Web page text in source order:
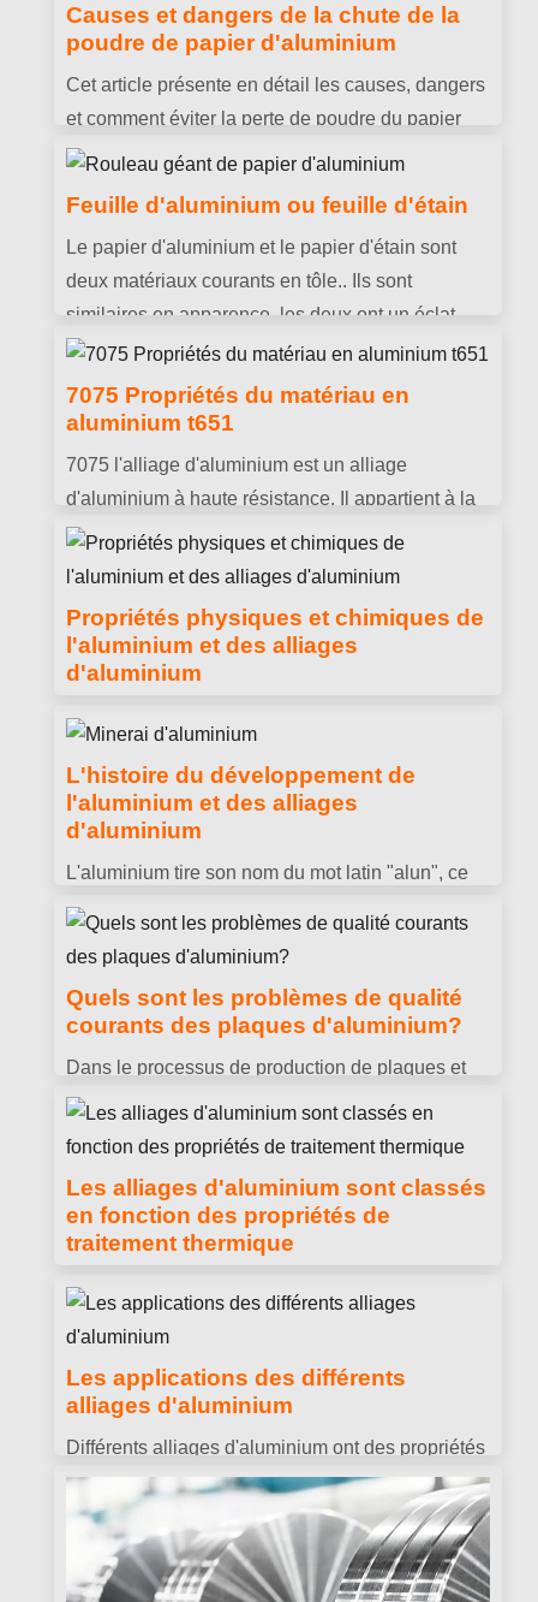
Causes et dangers de la chute de la
poudre de papier d'aluminium
Cet article présente en détail les causes, dangers
et comment éviter la perte de poudre du papier
d’aluminium.
Feuille d'aluminium ou feuille d'étain
Le papier d'aluminium et le papier d'étain sont
deux matériaux courants en tôle.. Ils sont
similaires en apparence, les deux ont un éclat
métallique blanc argenté, et sont souvent utilisés
dans la vie quotidienne pour emballer des
aliments, effectuer des cuissons, des grillades et
7075 Propriétés du matériau en
aluminium t651
7075 l'alliage d'aluminium est un alliage
d'aluminium à haute résistance. Il appartient à la
série d'alliages Al-Zn-Mg-Cu et est un produit
représentatif de la 7000 alliage d'aluminium de
Propriétés physiques et chimiques de
l'aluminium et des alliages
d'aluminium
Bien que l'aluminium et les alliages d'aluminium
élément synthétique, ils présentent de grandes
différences dans certaines propriétés physiques
L'histoire du développement de
l'aluminium et des alliages
d'aluminium
L'aluminium tire son nom du mot latin "alun", ce
qui signifie "terre amère" ou "alun". Le nom a été
proposé pour la première fois par le chimiste
suédois Jons Jakob Berzelius vers 1825 décrire
les propriétés de cet oxyde métallique.
Quels sont les problèmes de qualité
courants des plaques d'aluminium?
Dans le processus de production de plaques et
bandes d'aluminium, il est très facile d'avoir des
problèmes de qualité des produits dus à un
équipement ou personnel.
Les alliages d'aluminium sont classés
en fonction des propriétés de
traitement thermique
Différentes séries d'alliages d'aluminium ont des
propriétés différentes. Selon les propriétés du
d'aluminium peuvent être divisés en deux
catégories: alliages traitables thermiquement et
alliages non traitables thermiquement.
Les applications des différents
alliages d'aluminium
Différents alliages d'aluminium ont des propriétés
différentes et peuvent être adaptés à différentes
applications. Voici les applications de différents
alliages d'aluminium